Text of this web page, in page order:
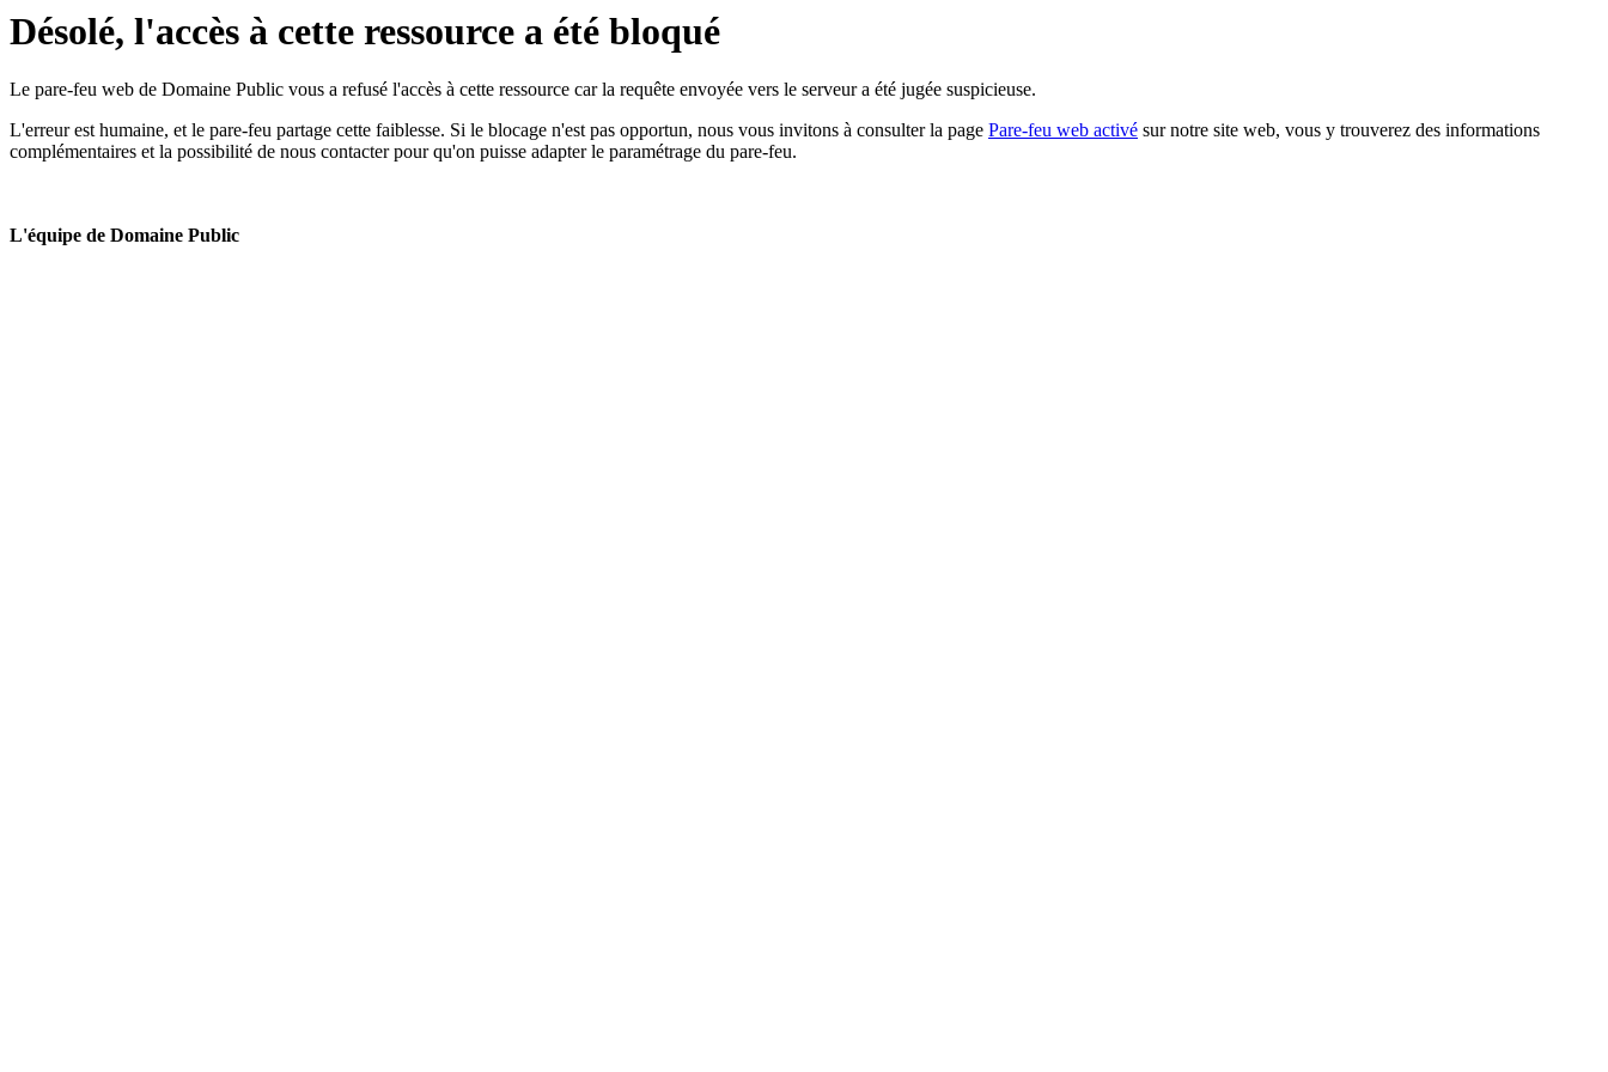
Désolé, l'accès à cette ressource a été bloqué
Le pare-feu web de Domaine Public vous a refusé l'accès à cette ressource car la requête envoyée vers le serveur a été jugée suspicieuse.
L'erreur est humaine, et le pare-feu partage cette faiblesse. Si le blocage n'est pas opportun, nous vous invitons à consulter la page Pare-feu web activé sur notre site web, vous y trouverez des informations
complémentaires et la possibilité de nous contacter pour qu'on puisse adapter le paramétrage du pare-feu.
L'équipe de Domaine Public